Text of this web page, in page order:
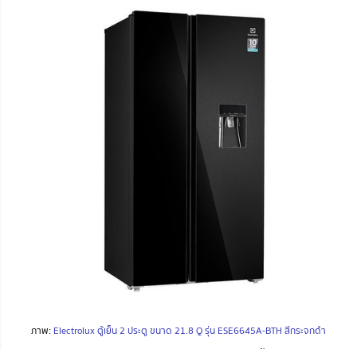
ภาพ: Electrolux ตู้เย็น 2 ประตู ขนาด 21.8 Q รุ่น ESE6645A-BTH สีกระจกดำ